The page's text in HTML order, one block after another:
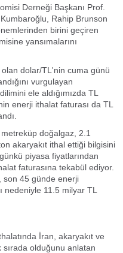
Derneği Başkanı Prof.
Rahip Brunson
birini geçiren
yansımalarını
dolar/TL'nin cuma günü
vurgulayan
ele aldığımızda TL
enerji ithalat faturası da TL
doğalgaz, 2.1
akaryakıt ithal ettiği bilgisini
piyasa fiyatlarından
faturasına tekabül ediyor.
son 45 günde enerji
nedeniyle 11.5 milyar TL
İran, akaryakıt ve
sırada olduğunu anlatan